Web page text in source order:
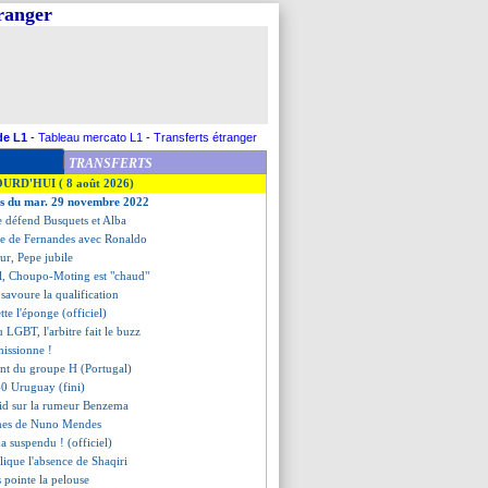
L1 - Tableau mercato L1 - Transferts étranger
TRANSFERTS
( 8 août 2026)
du mar. 29 novembre 2022
défend Busquets et Alba
de Fernandes avec Ronaldo
Pepe jubile
Choupo-Moting est "chaud"
savoure la qualification
l'éponge (officiel)
LGBT, l'arbitre fait le buzz
!
du groupe H (Portugal)
0 Uruguay (fini)
sur la rumeur Benzema
de Nuno Mendes
suspendu ! (officiel)
l'absence de Shaqiri
pointe la pelouse